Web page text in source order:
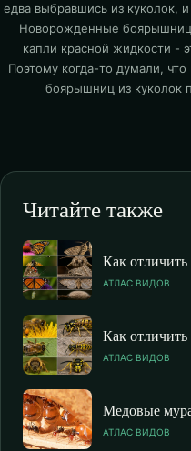
едва выбравшись из куколок,
Новорожденные
капли красной жидкости -
Поэтому когда-то думали,
боярышниц из куколок
Читайте также
Как
АТЛАС ВИДОВ
Как
АТЛАС ВИДОВ
Медовые
АТЛАС ВИДОВ